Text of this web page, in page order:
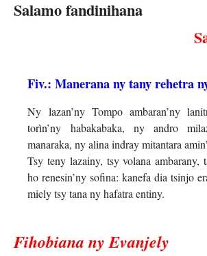
Salamo fandinihana
Fiv.: Manerana ny tany rehetra
Ny lazan’ny Tompo ambaran’ny
torìn’ny habakabaka, ny andro
manaraka, ny alina indray mitantara
Tsy teny lazainy, tsy volana ambarany,
ho renesin’ny sofina: kanefa dia tsinjo
miely tsy tana ny hafatra entiny.
Fihobiana ny Evanjely